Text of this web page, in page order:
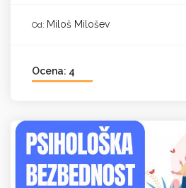
Od: Miloš Milošev
Ocena: 4